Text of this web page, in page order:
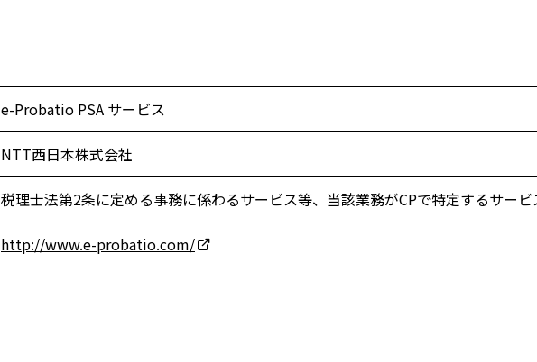
e-Probatio PSA サービス
NTT西日本株式会社
税理士法第2条に定める事務に係わるサービス等、当該業務がCPで特定するサービ
http://www.e-probatio.com/